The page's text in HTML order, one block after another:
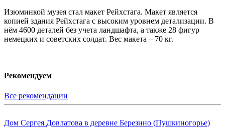
Изюминкой музея стал макет Рейхстага. Макет является
копией здания Рейхстага с высоким уровнем детализации. В
нём 4600 деталей без учета ландшафта, а также 28 фигур
немецких и советских солдат. Вес макета – 70 кг.
Рекомендуем
Все рекомендации
Дом Сергея Довлатова в деревне Березино (Пушкиногорье)